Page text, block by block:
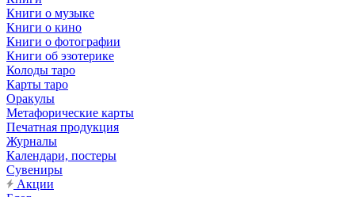
Книги о музыке
Книги о кино
Книги о фотографии
Книги об эзотерике
Колоды таро
Карты таро
Оракулы
Метафорические карты
Печатная продукция
Журналы
Календари, постеры
Сувениры
Акции